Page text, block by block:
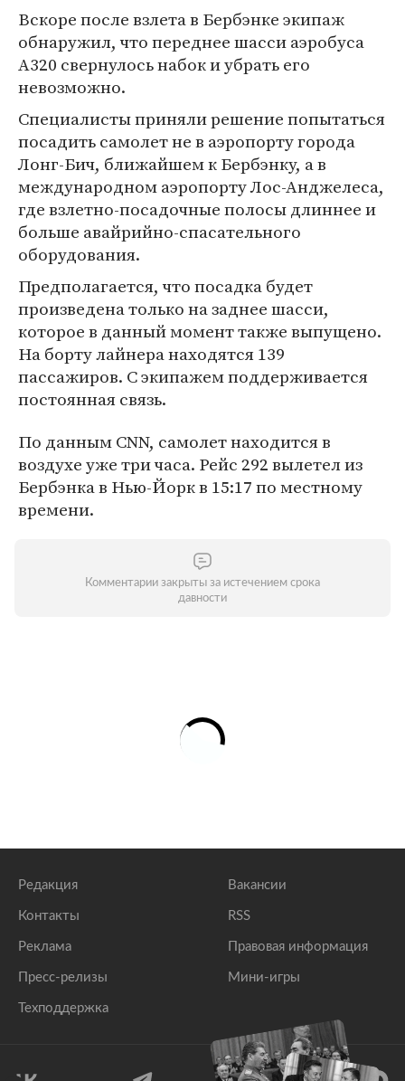
Вскоре после взлета в Бербэнке экипаж
обнаружил, что переднее шасси аэробуса
А320 свернулось набок и убрать его
невозможно.
Специалисты приняли решение попытаться
посадить самолет не в аэропорту города
Лонг-Бич, ближайшем к Бербэнку, а в
международном аэропорту Лос-Анджелеса,
где взлетно-посадочные полосы длиннее и
больше авайрийно-спасательного
оборудования.
Предполагается, что посадка будет
произведена только на заднее шасси,
которое в данный момент также выпущено.
На борту лайнера находятся 139
пассажиров. С экипажем поддерживается
постоянная связь.
По данным CNN, самолет находится в
воздухе уже три часа. Рейс 292 вылетел из
Бербэнка в Нью-Йорк в 15:17 по местному
времени.
Комментарии закрыты за истечением срока
давности
Редакция
Контакты
Реклама
Пресс-релизы
Техподдержка
Вакансии
RSS
Правовая информация
Мини-игры